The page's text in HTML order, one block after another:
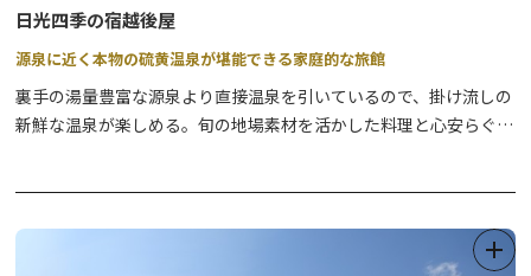
日光四季の宿越後屋
源泉に近く本物の硫黄温泉が堪能できる家庭的な旅館
裏手の湯量豊富な源泉より直接温泉を引いているので、掛け流しの
新鮮な温泉が楽しめる。旬の地場素材を活かした料理と心安らぐも